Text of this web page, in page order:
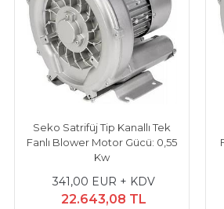
Seko Satrifüj Tip Kanallı Tek
Fanlı Blower Motor Gücü: 0,55
Kw
341,00 EUR + KDV
22.643,08 TL